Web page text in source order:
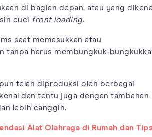
di bagian depan, atau yang
cuci front loading.
saat memasukkan atau
tanpa harus membungkuk-
telah diproduksi oleh berbagai
dan tentu juga dengan tambahan
lebih canggih.
Alat Olahraga di Rumah dan